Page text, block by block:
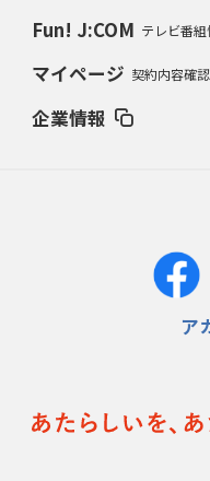
Fun! J:COM テレビ番
マイページ 契約内容確
企業情報
ア